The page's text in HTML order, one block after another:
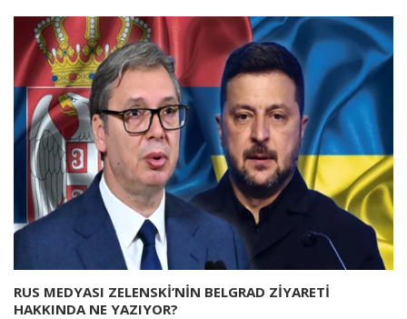
RUS MEDYASI ZELENSKİ’NİN BELGRAD ZİYARETİ
HAKKINDA NE YAZIYOR?